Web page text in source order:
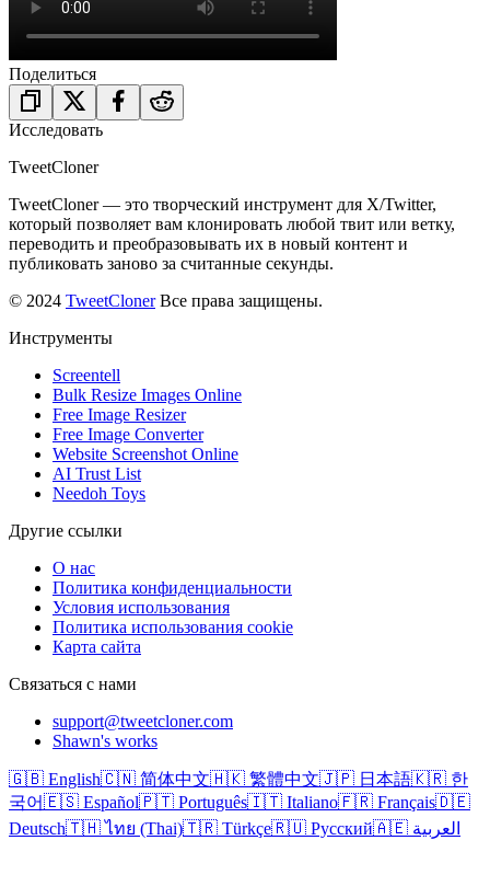
Поделиться
Исследовать
TweetCloner
TweetCloner — это творческий инструмент для X/Twitter,
который позволяет вам клонировать любой твит или ветку,
переводить и преобразовывать их в новый контент и
публиковать заново за считанные секунды.
© 2024 TweetCloner Все права защищены.
Инструменты
Screentell
Bulk Resize Images Online
Free Image Resizer
Free Image Converter
Website Screenshot Online
AI Trust List
Needoh Toys
Другие ссылки
О нас
Политика конфиденциальности
Условия использования
Политика использования cookie
Карта сайта
Связаться с нами
support@tweetcloner.com
Shawn's works
🇬🇧 English🇨🇳 简体中文🇭🇰 繁體中文🇯🇵 日本語🇰🇷 한
국어🇪🇸 Español🇵🇹 Português🇮🇹 Italiano🇫🇷 Français🇩🇪
Deutsch🇹🇭 ไทย (Thai)🇹🇷 Türkçe🇷🇺 Русский 🇦🇪 العربية